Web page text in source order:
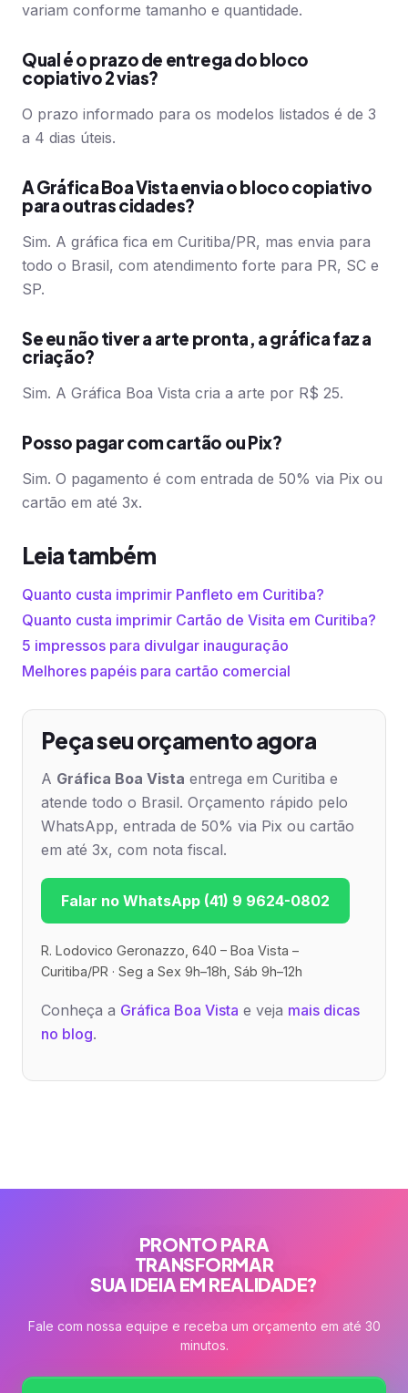
variam conforme tamanho e quantidade.
Qual é o prazo de entrega do bloco
copiativo 2 vias?
O prazo informado para os modelos listados é de 3
a 4 dias úteis.
A Gráfica Boa Vista envia o bloco copiativo
para outras cidades?
Sim. A gráfica fica em Curitiba/PR, mas envia para
todo o Brasil, com atendimento forte para PR, SC e
SP.
Se eu não tiver a arte pronta, a gráfica faz a
criação?
Sim. A Gráfica Boa Vista cria a arte por R$ 25.
Posso pagar com cartão ou Pix?
Sim. O pagamento é com entrada de 50% via Pix ou
cartão em até 3x.
Leia também
Quanto custa imprimir Panfleto em Curitiba?
Quanto custa imprimir Cartão de Visita em Curitiba?
5 impressos para divulgar inauguração
Melhores papéis para cartão comercial
Peça seu orçamento agora
A Gráfica Boa Vista entrega em Curitiba e
atende todo o Brasil. Orçamento rápido pelo
WhatsApp, entrada de 50% via Pix ou cartão
em até 3x, com nota fiscal.
Falar no WhatsApp (41) 9 9624-0802
R. Lodovico Geronazzo, 640 – Boa Vista –
Curitiba/PR · Seg a Sex 9h–18h, Sáb 9h–12h
Conheça a Gráfica Boa Vista e veja mais dicas
no blog.
PRONTO PARA
TRANSFORMAR
SUA IDEIA EM REALIDADE?
Fale com nossa equipe e receba um orçamento em até 30
minutos.